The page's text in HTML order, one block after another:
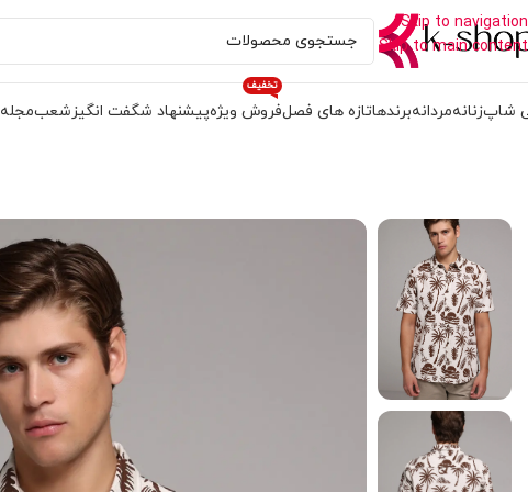
Skip to navigation
Skip to main content
شاپزنانهمردانهبرندهاتازه های فصلفروش ویژه
تخفیف
پیشنهاد شگفت انگیز شعبمجله